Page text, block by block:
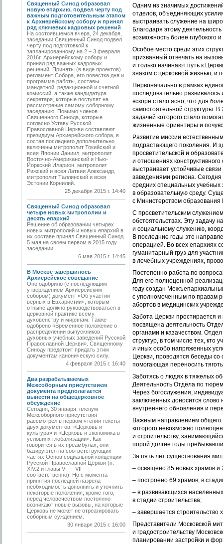
Священный Синод образовал
новую епархию, подвел черту под
важным подготовительным этапом
к Архиерейскому собору и принял
ряд ключевых кадровых решений
На состоявшемся вчера, 24 декабря,
заседании Священный Синод подвел
черту под подготовкой к
запланированному на 2 – 3 февраля
2016г. Архиерейскому собору и
принял ряд важных кадровых
решений. Приняты (в виде проектов)
регламент Собора, его повестка дня и
программа работы, составы
мандатной, редакционной и счетной
комиссий, а также кандидатура
секретаря, которые поступят на
рассмотрение самому соборному
заседанию. Помимо членов
Священного Синода, которые
согласно Уставу Русской
Православной Церкви составляют
президиум Архиерейского собора, в
состав последнего дополнительно
включены митрополит Токийский и
всея Японии Даниил, митрополит
Восточно-Американский и Нью-
Йоркский Иларион, митрополит
Рижский и всея Латвии Александр,
митрополит Таллинский и всея
Эстонии Корнилий.
25 декабря 2015 г. 14:40
Священный Синод образовал
четыре новых митрополии и
десять епархий
Решение об образовании четырех
новых митрополий и новых епархий в
их составе принял Священный Синод
5 мая на своем первом в 2015 году
заседании.
6 мая 2015 г. 14:45
В Москве завершилось
Архиерейское совещание
Оно одобрило (с последующим
утверждением Архиерейским
собором) документ «Об участии
верных в Евхаристии», которым
отныне должно руководствоваться в
церковной практике всему
духовенству и мирянам. Также
одобрено «Временное положение о
распределении выпускников
духовных учебных заведений Русской
Православной Церкви». Священному
Синоду предстоит придать этим
документам каноническую силу.
4 февраля 2015 г. 16:40
Два разрабатываемых
Межсоборным присутствием
документа предполагается
вынести на общецерковное
обсуждение
Сегодня, 30 января, пленум
Межсоборного присутствия
рассмотрел в первом чтении тексты
двух документов: «Церковь и
культура» и «Церковь и экономика в
условиях глобализации». Как
говорится в их преамбулах, они
базируются на соответствующих
частях Основ социальной концепции
Русской Православной Церкви (п.
XIV.2 и главы VI — VII
соответственно). Но с момента
принятия последней назрела
необходимость дополнить и уточнить
некоторые положения; кроме того,
перед человечеством постоянно
возникают новые вызовы, на которые
Церковь не может не отреагировать
соборным суждением.
30 января 2015 г. 16:00
Одним из значимых
отделов, объединяющих
выстраивать служение на
Благодаря этому
возможность более глубокого
Особое место среди этих
призванный отвечать на
и только начинают путь к
знаком с церковной жизнью, и
Первоначально в рамках
последовательно
вскоре стало ясно, что для
самостоятельной структуры.
задачей которого стало
жизненные ориентиры и
Развитие миссии
подрастающего поколения. И
просветительской и
и отношениях
выстраивает устойчивые
заведениями региона.
средних специальных учебных
в образовательную среду.
с Министерством образования
С просветительским
обстоятельствах. Эту задачу
и социальному служению,
В последние годы это
операцией. Во всех епархиях
гуманитарный груз для
в лечебных учреждениях,
Постепенно работа по
Для его полноценной
году создан
с уполномоченным по правам
абортов в медицинских
Забота Церкви простирается
посвящена деятельность
органами и казачеством.
структур, в том числе тех, кто
и иных особо напряженных
Церкви, проводятся беседы
помогающая переносить
Заботясь о людях в тяжелых
Деятельность Отдела по
Через богослужения,
заключенных доносится
внутреннего обновления и
Важным направлением общего
которого невозможно
и строительству,
порой долгие годы
За пять лет существования
– освящено 85 новых храмов и
– построено 69 храмов, в
– в развивающихся
в стадии строительства;
– завершается строительство
Представители Московской
и градостроительству
планировании застройки и